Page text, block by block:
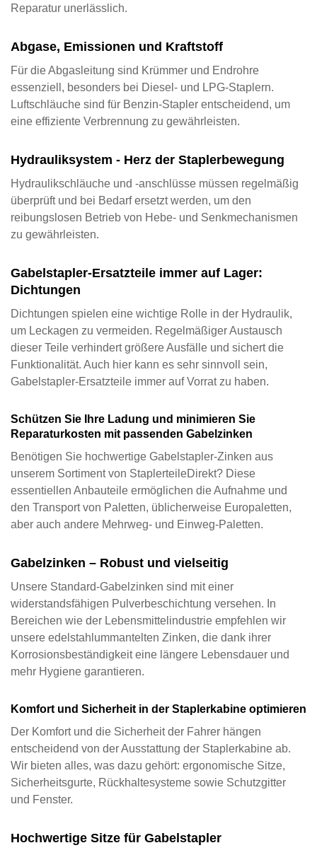
Reparatur unerlässlich.
Abgase, Emissionen und Kraftstoff
Für die Abgasleitung sind Krümmer und Endrohre
essenziell, besonders bei Diesel- und LPG-Staplern.
Luftschläuche sind für Benzin-Stapler entscheidend, um
eine effiziente Verbrennung zu gewährleisten.
Hydrauliksystem - Herz der Staplerbewegung
Hydraulikschläuche und -anschlüsse müssen regelmäßig
überprüft und bei Bedarf ersetzt werden, um den
reibungslosen Betrieb von Hebe- und Senkmechanismen
zu gewährleisten.
Gabelstapler‑Ersatzteile immer auf Lager:
Dichtungen
Dichtungen spielen eine wichtige Rolle in der Hydraulik,
um Leckagen zu vermeiden. Regelmäßiger Austausch
dieser Teile verhindert größere Ausfälle und sichert die
Funktionalität. Auch hier kann es sehr sinnvoll sein,
Gabelstapler-Ersatzteile immer auf Vorrat zu haben.
Schützen Sie Ihre Ladung und minimieren Sie
Reparaturkosten mit passenden Gabelzinken
Benötigen Sie hochwertige Gabelstapler-Zinken aus
unserem Sortiment von StaplerteileDirekt? Diese
essentiellen Anbauteile ermöglichen die Aufnahme und
den Transport von Paletten, üblicherweise Europaletten,
aber auch andere Mehrweg- und Einweg-Paletten.
Gabelzinken – Robust und vielseitig
Unsere Standard-Gabelzinken sind mit einer
widerstandsfähigen Pulverbeschichtung versehen. In
Bereichen wie der Lebensmittelindustrie empfehlen wir
unsere edelstahlummantelten Zinken, die dank ihrer
Korrosionsbeständigkeit eine längere Lebensdauer und
mehr Hygiene garantieren.
Komfort und Sicherheit in der Staplerkabine optimieren
Der Komfort und die Sicherheit der Fahrer hängen
entscheidend von der Ausstattung der Staplerkabine ab.
Wir bieten alles, was dazu gehört: ergonomische Sitze,
Sicherheitsgurte, Rückhaltesysteme sowie Schutzgitter
und Fenster.
Hochwertige Sitze für Gabelstapler